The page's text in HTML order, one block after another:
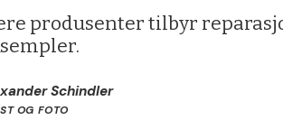
produsenter tilbyr
Schindler
OG FOTO